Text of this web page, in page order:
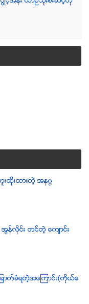
ထိုးထားတဲ့ အနဂၢ
အြန္လိုင္း တင္တဲ့ ေက်ာင္း
ခာက္ခံရတဲ့အေၾကာင္း(ကိုယ္ေ